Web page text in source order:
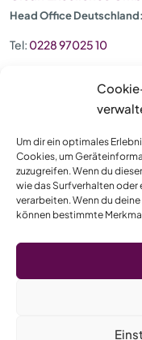
Um dir ein optimales
Cookies, um
zuzugreifen. Wenn du
wie das Surfverhalten
verarbeiten. Wenn du
können bestimmte
Head Office Deutschland:
Tel: 0228 97025 10
Königswinterer Straße
Copyright © 2026. Clean
Impressum
Zurückstellen